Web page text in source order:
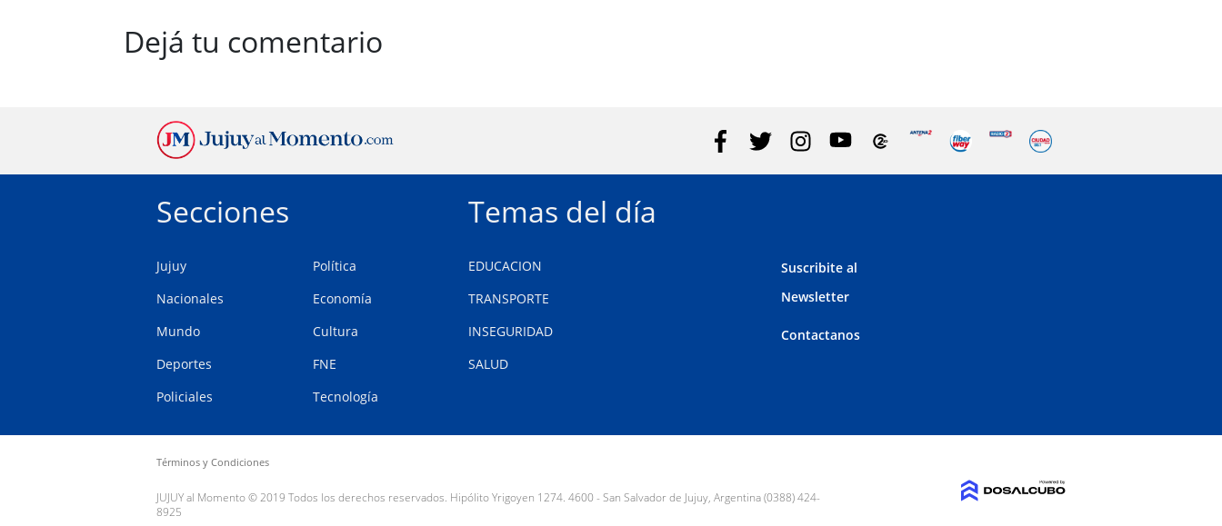
Dejá tu comentario
Secciones
Jujuy
Nacionales
Mundo
Deportes
Policiales
Política
Economía
Cultura
FNE
Tecnología
Temas del día
EDUCACION
TRANSPORTE
INSEGURIDAD
SALUD
Suscribite al
Newsletter
Contactanos
Términos y Condiciones
JUJUY al Momento © 2019 Todos los derechos reservados. Hipólito Yrigoyen 1274. 4600 - San Salvador de Jujuy, Argentina (0388) 424-
8925